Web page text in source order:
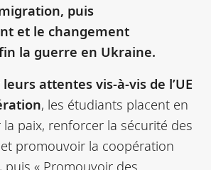
puis
et le changement
la guerre en Ukraine.
attentes vis-à-vis de l’UE
, les étudiants placent en
la paix, renforcer la sécurité des
promouvoir la coopération
puis « Promouvoir des